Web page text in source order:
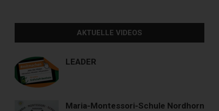
AKTUELLE VIDEOS
LEADER
Maria-Montessori-Schule Nordhorn